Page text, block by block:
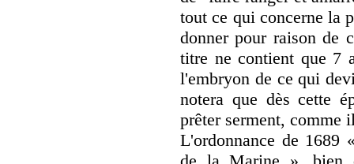
tout ce qui concerne la
donner pour raison de
titre ne contient que 7
l'embryon de ce qui
notera que dès cette
prêter serment, comme
L'ordonnance de 1689